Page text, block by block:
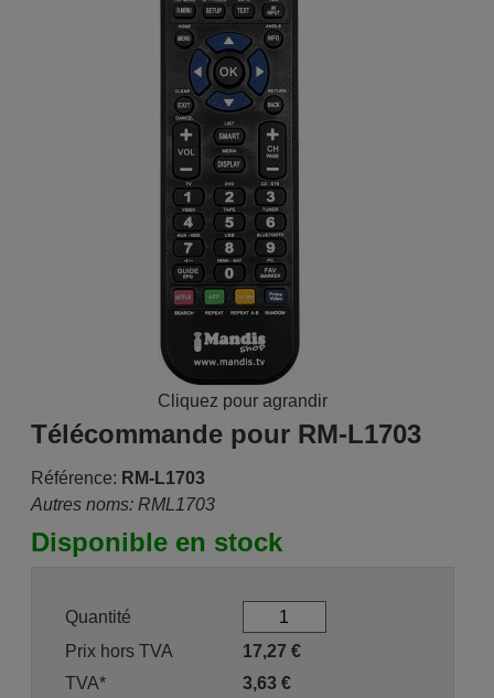
Cliquez pour agrandir
Télécommande pour RM-L1703
Référence: RM-L1703
Autres noms: RML1703
Disponible en stock
Quantité
Prix hors TVA
17,27 €
TVA*
3,63€